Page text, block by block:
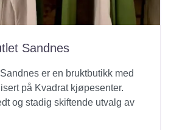
Sandnes
er en bruktbutikk med
på Kvadrat kjøpesenter.
og stadig skiftende utvalg av